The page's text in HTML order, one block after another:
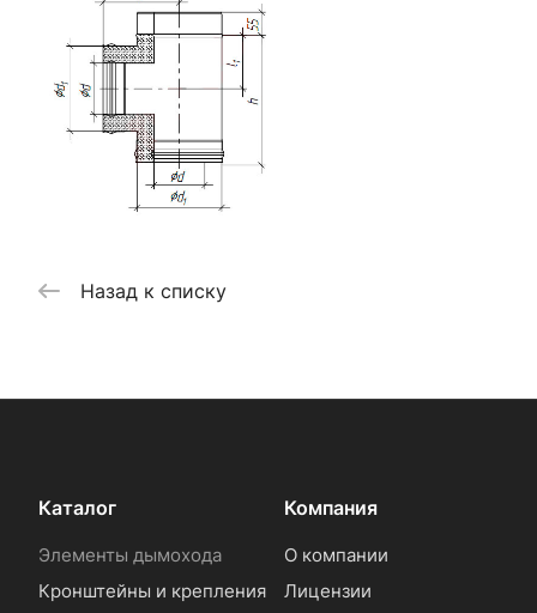
Назад к списку
Каталог
Элементы дымохода
Кронштейны и крепления
Компания
О компании
Лицензии